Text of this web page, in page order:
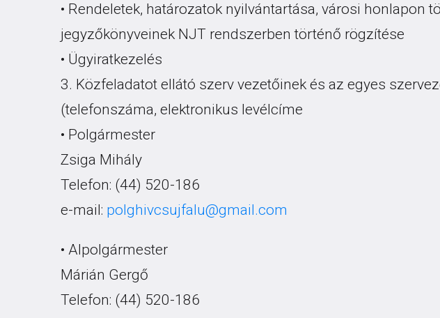
• Rendeletek, határozatok nyilvántartása, városi
jegyzőkönyveinek NJT rendszerben történő rögzítése
• Ügyiratkezelés
3. Közfeladatot ellátó szerv vezetőinek és az egyes
(telefonszáma, elektronikus levélcíme
• Polgármester
Zsiga Mihály
Telefon: (44) 520-186
e-mail: polghivcsujfalu@gmail.com
• Alpolgármester
Márián Gergő
Telefon: (44) 520-186